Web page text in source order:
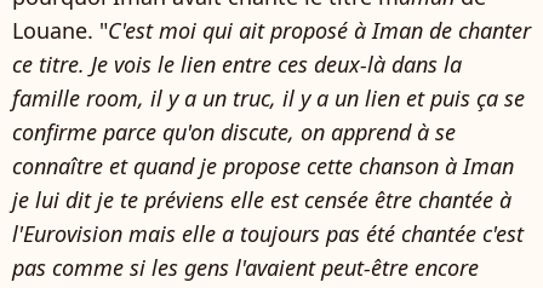
Louane. "C'est moi qui ait proposé à Iman de chanter
ce titre. Je vois le lien entre ces deux-là dans la
famille room, il y a un truc, il y a un lien et puis ça se
confirme parce qu'on discute, on apprend à se
connaître et quand je propose cette chanson à Iman
je lui dit je te préviens elle est censée être chantée à
l'Eurovision mais elle a toujours pas été chantée c'est
pas comme si les gens l'avaient peut-être encore